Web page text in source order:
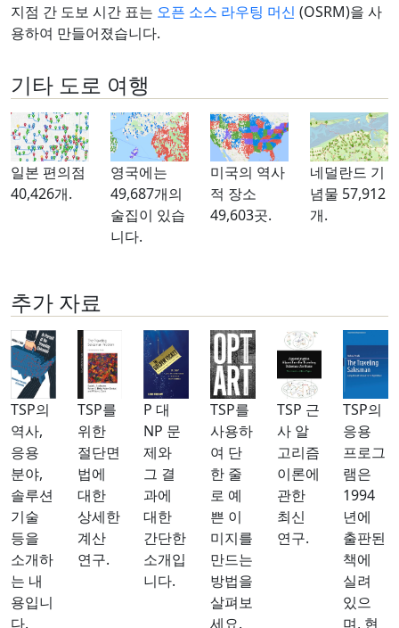
지점 간 도보 시간 표는 오픈 소스 라우팅 머신 (OSRM)을 사
용하여 만들어졌습니다.
기타 도로 여행
일본 편의점
40,426개.
영국에는
49,687개의
술집이 있습
니다.
미국의 역사
적 장소
49,603곳.
네덜란드 기
념물 57,912
개.
추가 자료
TSP의
역사,
응용
분야,
솔루션
기술
등을
소개하
는 내
용입니
다.
TSP를
위한
절단면
법에
대한
상세한
계산
연구.
P 대
NP 문
제와
그 결
과에
대한
간단한
소개입
니다.
TSP를
사용하
여 단
한 줄
로 예
쁜 이
미지를
만드는
방법을
살펴보
세요.
TSP 근
사 알
고리즘
이론에
관한
최신
연구.
TSP의
응용
프로그
램은
1994
년에
출판된
책에
실려
있으
며, 현